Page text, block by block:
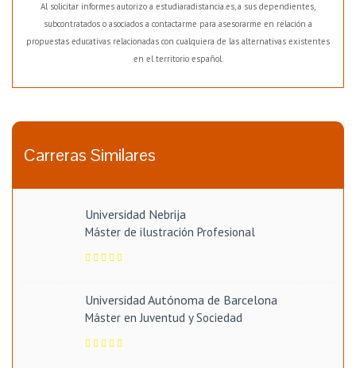
Al solicitar informes autorizo a estudiaradistancia.es, a sus dependientes,
subcontratados o asociados a contactarme para asesorarme en relación a
propuestas educativas relacionadas con cualquiera de las alternativas existentes
en el territorio español.
Carreras Similares
Universidad Nebrija
Máster de ilustración Profesional
Universidad Autónoma de Barcelona
Máster en Juventud y Sociedad